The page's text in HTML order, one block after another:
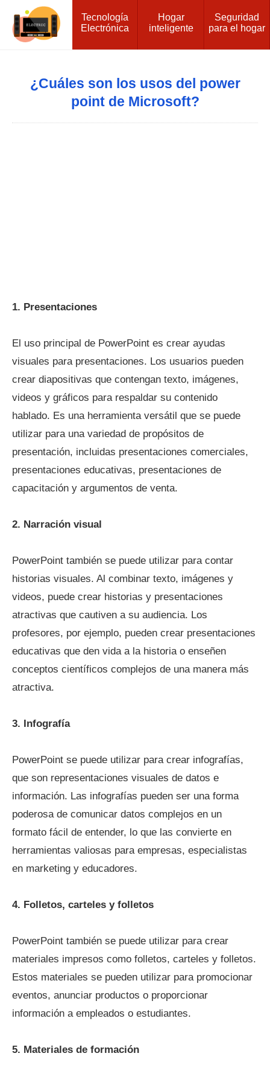
Tecnología
Electrónica
Hogar
inteligente
Seguridad
para el hogar
¿Cuáles son los usos del power
point de Microsoft?
1. Presentaciones
El uso principal de PowerPoint es crear ayudas
visuales para presentaciones. Los usuarios pueden
crear diapositivas que contengan texto, imágenes,
videos y gráficos para respaldar su contenido
hablado. Es una herramienta versátil que se puede
utilizar para una variedad de propósitos de
presentación, incluidas presentaciones comerciales,
presentaciones educativas, presentaciones de
capacitación y argumentos de venta.
2. Narración visual
PowerPoint también se puede utilizar para contar
historias visuales. Al combinar texto, imágenes y
videos, puede crear historias y presentaciones
atractivas que cautiven a su audiencia. Los
profesores, por ejemplo, pueden crear presentaciones
educativas que den vida a la historia o enseñen
conceptos científicos complejos de una manera más
atractiva.
3. Infografía
PowerPoint se puede utilizar para crear infografías,
que son representaciones visuales de datos e
información. Las infografías pueden ser una forma
poderosa de comunicar datos complejos en un
formato fácil de entender, lo que las convierte en
herramientas valiosas para empresas, especialistas
en marketing y educadores.
4. Folletos, carteles y folletos
PowerPoint también se puede utilizar para crear
materiales impresos como folletos, carteles y folletos.
Estos materiales se pueden utilizar para promocionar
eventos, anunciar productos o proporcionar
información a empleados o estudiantes.
5. Materiales de formación